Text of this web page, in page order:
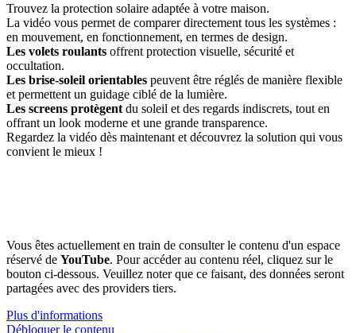
Trouvez la protection solaire adaptée à votre maison.
La vidéo vous permet de comparer directement tous les systèmes :
en mouvement, en fonctionnement, en termes de design.
Les volets roulants offrent protection visuelle, sécurité et
occultation.
Les brise-soleil orientables peuvent être réglés de manière flexible
et permettent un guidage ciblé de la lumière.
Les screens protègent du soleil et des regards indiscrets, tout en
offrant un look moderne et une grande transparence.
Regardez la vidéo dès maintenant et découvrez la solution qui vous
convient le mieux !
Vous êtes actuellement en train de consulter le contenu d'un espace
réservé de YouTube. Pour accéder au contenu réel, cliquez sur le
bouton ci-dessous. Veuillez noter que ce faisant, des données seront
partagées avec des providers tiers.
Plus d'informations
Débloquer le contenu